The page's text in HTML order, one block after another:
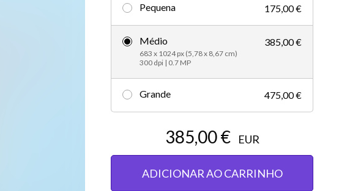
CreativePequena 175,00 €
Médio
683 x 1024 px (5,78 x 8,67 cm)
300 dpi | 0.7 MP
385,00 €
Grande 475,00 €
385,00 € EUR
ADICIONAR AO CARRINHO